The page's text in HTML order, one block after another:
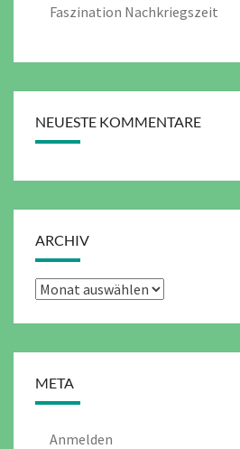
Faszination Nachkriegszeit
NEUESTE KOMMENTARE
ARCHIV
Archiv
META
Anmelden